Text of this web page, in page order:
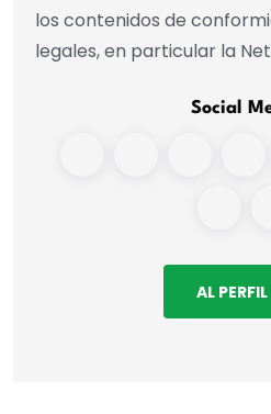
los contenidos de
legales, en particular la
Social
AL PERFIL